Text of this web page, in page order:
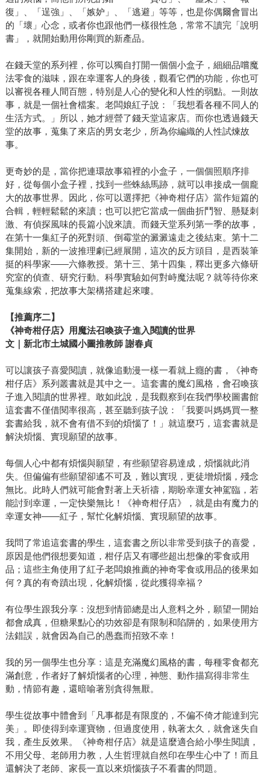
復」、「逞強」、「嫉妒」、「逃避」等等，也是你偶爾會冒出
的「壞」心念，或者你也跟他們一樣很性急，常常不讀完「說明
書」，就開始動用你剛買的新產品。
在錢天堂的系列裡，你可以獨自打開一個個小盒子，細細品嚐魔
法零食的滋味，跟在幸運客人的身後，觀看它們的功能，你也可
以審視各種人間百態，特別是人心的變化和人性的弱點。一則故
事，就是一個社會檔案。老闆娘紅子說：「我想看各種不同人的
生活方式。」所以，她才經營了錢天堂這家店。而你也透過錢天
堂的故事，蒐集了來店的男女老少，所為你編織的人性試煉故
事。
更奇妙的是，當你把連環故事箱裡的小盒子，一個個照順序排
好，從每個小盒子裡，找到一些蛛絲馬跡，就可以串接成一個龐
大的故事世界。因此，你可以選擇把《神奇柑仔店》當作短篇的
合輯，輕輕鬆鬆的來讀；也可以把它當成一個曲折鬥智、懸疑刺
激、有偵探風味的長篇小說來讀。而錢天堂系列第一季的故事，
在第十一集紅子的死對頭、倒霉堂的澱澱遠走之後結束。第十二
集開始，新的一波推理劇已經展開，這次的反方頭目，是西裝筆
挺的科學家——六條教授。第十三、第十四集，釋出更多六條研
究室的偵查、研究行動。科學實驗如何對峙魔法呢？就等待你來
蒐集線索，把故事大架構搭建起來嘍。
【推薦序二】
《神奇柑仔店》用魔法召喚孩子進入閱讀的世界
文｜新北市土城國小圖推教師 謝春貞
可以讓孩子喜愛閱讀，就像追動漫一樣一看就上癮的書，《神奇
柑仔店》系列叢書就是其中之一。這套書的魔幻風格，會召喚孩
子進入閱讀的世界裡。敢如此說，是我觀察到在我們學校圖書館
這套書不僅借閱率很高，甚至聽到孩子說：「我要叫媽媽買一整
套書給我，就不會有借不到的煩惱了！」就這麼巧，這套書就是
解決煩惱、實現願望的故事。
每個人心中都有煩惱與願望，有些願望容易達成，煩惱就此消
失。但偏偏有些願望卻遙不可及，難以實現，更徒增煩惱，殘念
無比。此時人們就可能會對著上天祈禱，期盼幸運女神駕臨，若
能討到幸運，一定快樂無比！《神奇柑仔店》，就是由有魔力的
幸運女神——紅子，幫忙化解煩惱、實現願望的故事。
我問了常追這套書的學生，這套書之所以非常受到孩子的喜愛，
原因是他們很想要知道，柑仔店又有哪些超出想像的零食或用
品；這些主角使用了紅子老闆娘推薦的神奇零食或用品的後果如
何？真的有奇蹟出現，化解煩惱，從此獲得幸福？
有位學生跟我分享：沒想到情節總是出人意料之外，願望一開始
都會成真，但糖果點心的功效卻是有限制和陷阱的，如果使用方
法錯誤，就會因為自己的愚蠢而招致不幸！
我的另一個學生也分享：這是充滿魔幻風格的書，每種零食都充
滿創意，作者好了解煩惱者的心理，神態、動作描寫得非常生
動，情節有趣，還暗喻著別貪得無厭。
學生從故事中體會到「凡事都是有限度的，不偏不倚才能達到完
美」。即使得到幸運寶物，但過度使用，執著太久，就會迷失自
我，產生反效果。《神奇柑仔店》就是這麼適合給小學生閱讀，
不用父母、老師用力教，人生哲理就自然印在學生心中了！而且
還解決了老師、家長一直以來煩惱孩子不看書的問題。